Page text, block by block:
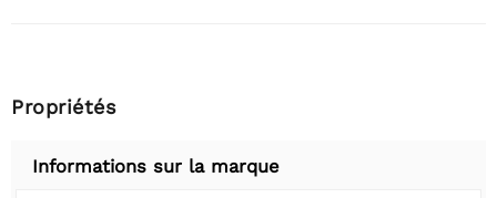
Propriétés
Informations sur la marque